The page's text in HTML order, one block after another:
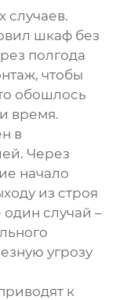
случаев.
шкаф без
полгода
чтобы
обошлось
время.
в
Через
начало
из строя
случай –
угрозу
к